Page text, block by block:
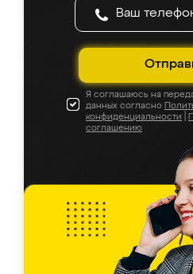
Я соглашаюсь на
данных согласно
конфиденциальности
соглашению